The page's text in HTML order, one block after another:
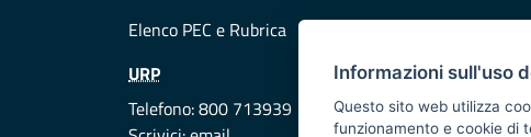
Elenco PEC e Rubrica
URP
Telefono: 800 713939
Informazioni sull'uso
Questo sito web utilizza
funzionamento e cookie di